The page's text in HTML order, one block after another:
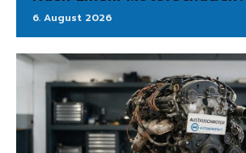
6. August 2026